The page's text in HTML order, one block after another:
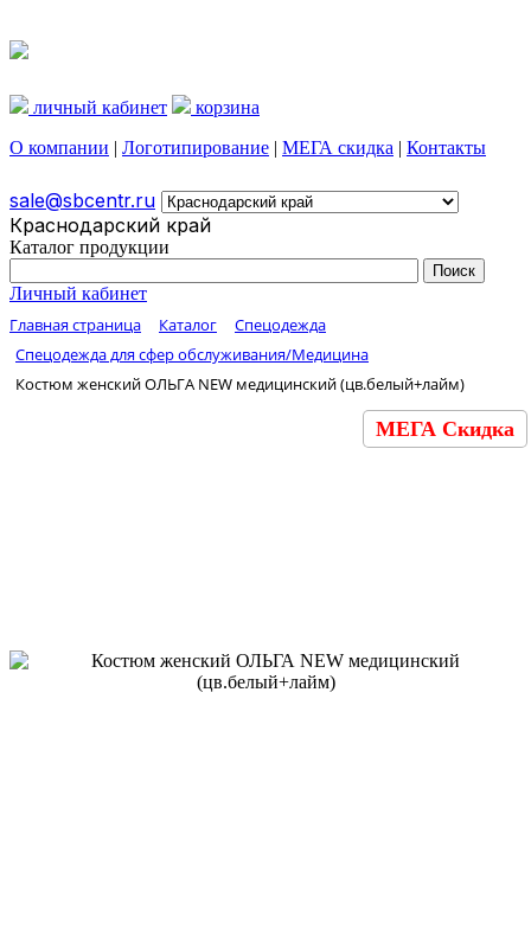
личный кабинет
корзина
О компании | Логотипирование | МЕГА скидка | Контакты
sale@sbcentr.ru
Краснодарский край
Каталог продукции
Личный кабинет
Главная страница Каталог
Спецодежда
Спецодежда для сфер обслуживания/Медицина
Костюм женский ОЛЬГА NEW медицинский (цв.белый+лайм)
МЕГА Скидка